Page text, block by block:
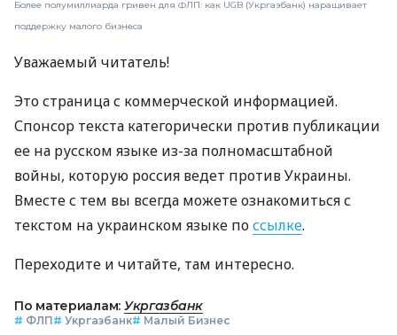
Более полумиллиарда гривен для ФЛП: как UGB (Укргазбанк) наращивает
поддержку малого бизнеса
Уважаемый читатель!
Это страница с коммерческой информацией.
Спонсор текста категорически против публикации
ее на русском языке из-за полномасштабной
войны, которую россия ведет против Украины.
Вместе с тем вы всегда можете ознакомиться с
текстом на украинском языке поссылке.
Переходите и читайте, там интересно.
По материалам: Укргазбанк
# ФЛП# Укргазбанк# Малый Бизнес